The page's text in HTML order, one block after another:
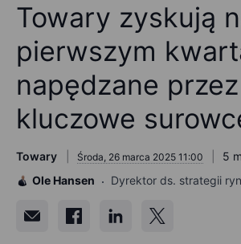
Towary zyskują
pierwszym
napędzane przez
kluczowe
Towary Środa, 26 marca 2025 11:00
5
Ole Hansen
Dyrektor ds. strategii